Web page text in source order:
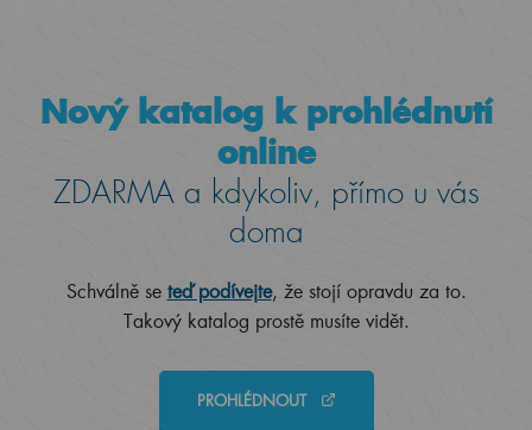
Nový katalog k prohlédnutí
online
ZDARMA a kdykoliv, přímo u vás
doma
Schválně se teď podívejte, že stojí opravdu za to.
Takový katalog prostě musíte vidět.
PROHLÉDNOUT